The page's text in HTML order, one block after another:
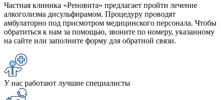
Частная клиника «Реновита» предлагает пройти лечение
алкоголизма дисульфирамом. Процедуру проводят
амбулаторно под присмотром медицинского персонала. Чтобы
обратиться к нам за помощью, звоните по номеру, указанному
на сайте или заполните форму для обратной связи.
У нас работают лучшие специалисты